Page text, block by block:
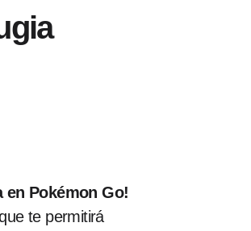
en Pokémon Go!
te permitirá